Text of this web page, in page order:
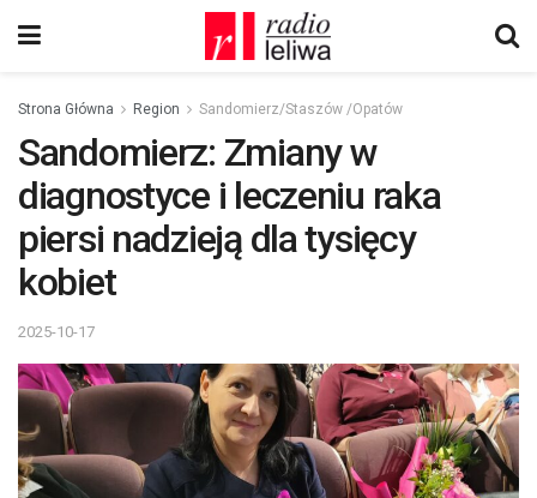
Strona Główna Region Sandomierz/Staszów /Opatów
Sandomierz: Zmiany w
diagnostyce i leczeniu raka
piersi nadzieją dla tysięcy
kobiet
2025-10-17